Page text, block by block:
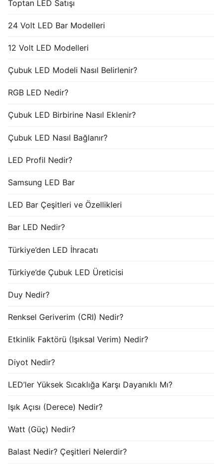
Toptan LED Satışı
24 Volt LED Bar Modelleri
12 Volt LED Modelleri
Çubuk LED Modeli Nasıl Belirlenir?
RGB LED Nedir?
Çubuk LED Birbirine Nasıl Eklenir?
Çubuk LED Nasıl Bağlanır?
LED Profil Nedir?
Samsung LED Bar
LED Bar Çeşitleri ve Özellikleri
Bar LED Nedir?
Türkiye’den LED İhracatı
Türkiye’de Çubuk LED Üreticisi
Duy Nedir?
Renksel Geriverim (CRI) Nedir?
Etkinlik Faktörü (Işıksal Verim) Nedir?
Diyot Nedir?
LED’ler Yüksek Sıcaklığa Karşı Dayanıklı Mı?
Işık Açısı (Derece) Nedir?
Watt (Güç) Nedir?
Balast Nedir? Çeşitleri Nelerdir?